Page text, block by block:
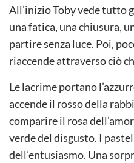
All’inizio Toby vede tutto
una fatica, una chiusura,
partire senza luce. Poi,
riaccende attraverso ciò
Le lacrime portano
accende il rosso della
comparire il rosa
verde del disgusto. I
dell’entusiasmo. Una